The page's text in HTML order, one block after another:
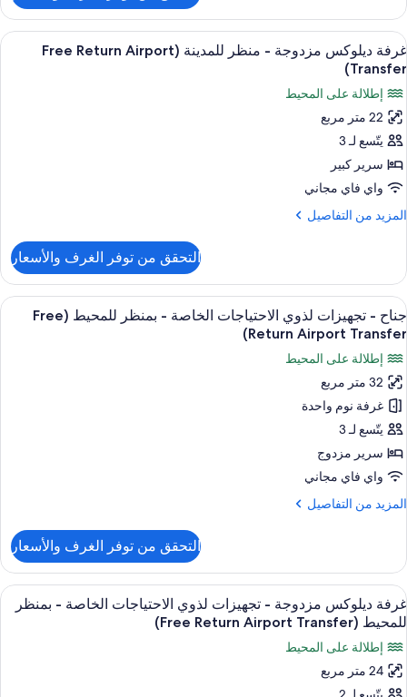
Transfer)
غرفة
سوبيريور
مزدوجة
(Free
Airport
Transfer)
استعراض
جميع
غرفة
ديلوكس
مزدوجة
-
منظر
للمدينة
(Free
Airport
Transfer)
ميني بار وخزنة داخل الغرفة ومكتب
10
غرفة ديلوكس مزدوجة - منظر للمدينة (Free Return Airport
Transfer)
إطلالة على المحيط
22 متر مربع
يتّسع لـ 3
سرير كبير
واي فاي مجاني
المزيد من التفاصيل
المزيد
غرفة
ديلوكس
مزدوجة
-
للمدينة
(Free
Return
Airport
Transfer)
التحقق من توفر الغرف والأسعار
استعراض
جميع
جناح
-
تجهيزات
لذوي
الاحتياجات
الخاصة
-
بمنظر
Return
Airport
Transfer)
ميني بار وخزنة داخل الغرفة ومكتب
7
جناح - تجهيزات لذوي الاحتياجات الخاصة - بمنظر للمحيط (Free
Return Airport Transfer)
إطلالة على المحيط
32 متر مربع
غرفة نوم واحدة
يتّسع لـ 3
سرير مزدوج
واي فاي مجاني
المزيد من التفاصيل
المزيد
جناح
تجهيزات
لذوي
الاحتياجات
الخاصة
بمنظر
التحقق من توفر الغرف والأسعار
استعراض
جميع
صور
غرفة
ديلوكس
ميني بار وخزنة داخل الغرفة ومكتب
7
غرفة ديلوكس مزدوجة - تجهيزات لذوي الاحتياجات الخاصة - بمنظر
للمحيط (Free Return Airport Transfer)
إطلالة على المحيط
24 متر مربع